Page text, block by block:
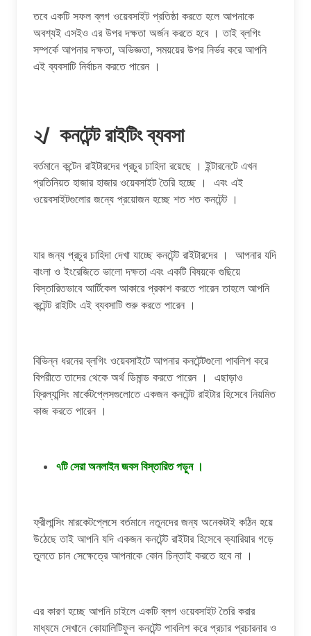
তবে একটি সফল ব্লগ ওয়েবসাইট প্রতিষ্ঠা করতে হলে আপনাকে
অবশ্যই এসইও এর উপর দক্ষতা অর্জন করতে হবে । তাই ব্লগিং
সম্পর্কে আপনার দক্ষতা, অভিজ্ঞতা, সময়য়ের উপর নির্ভর করে আপনি
এই ব্যবসাটি নির্বাচন করতে পারেন ।
২/ কনটেন্ট রাইটিং ব্যবসা
বর্তমানে কন্টেন রাইটারদের প্রচুর চাহিদা রয়েছে । ইন্টারনেটে এখন
প্রতিনিয়ত হাজার হাজার ওয়েবসাইট তৈরি হচ্ছে । এবং এই
ওয়েবসাইটগুলোর জন্যে প্রয়োজন হচ্ছে শত শত কনটেন্ট ।
যার জন্য প্রচুর চাহিদা দেখা যাচ্ছে কনটেন্ট রাইটারদের । আপনার যদি
বাংলা ও ইংরেজিতে ভালো দক্ষতা এবং একটি বিষয়কে গুছিয়ে
বিস্তারিতভাবে আর্টিকেল আকারে প্রকাশ করতে পারেন তাহলে আপনি
কন্টেন্ট রাইটিং এই ব্যবসাটি শুরু করতে পারেন ।
বিভিন্ন ধরনের ব্লগিং ওয়েবসাইটে আপনার কনটেন্টগুলো পাবলিশ করে
বিপরীতে তাদের থেকে অর্থ ডিমান্ড করতে পারেন । এছাড়াও
ফ্রিল্যান্সিং মার্কেটপ্লেসগুলোতে একজন কনটেন্ট রাইটার হিসেবে নিয়মিত
কাজ করতে পারেন ।
৭টি সেরা অনলাইন জবস বিস্তারিত পড়ুন ।
ফ্রীলান্সিং মারকেটপ্লেসে বর্তমানে নতুনদের জন্য অনেকটাই কঠিন হয়ে
উঠেছে তাই আপনি যদি একজন কনটেন্ট রাইটার হিসেবে ক্যারিয়ার গড়ে
তুলতে চান সেক্ষেত্রে আপনাকে কোন চিন্তাই করতে হবে না ।
এর কারণ হচ্ছে আপনি চাইলে একটি ব্লগ ওয়েবসাইট তৈরি করার
মাধ্যমে সেখানে কোয়ালিটিফুল কনটেন্ট পাবলিশ করে প্রচার প্রচারনার ও